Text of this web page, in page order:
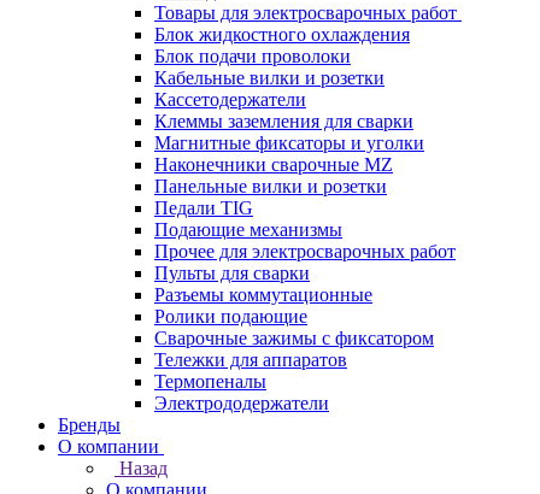
Товары для электросварочных работ
Блок жидкостного охлаждения
Блок подачи проволоки
Кабельные вилки и розетки
Кассетодержатели
Клеммы заземления для сварки
Магнитные фиксаторы и уголки
Наконечники сварочные MZ
Панельные вилки и розетки
Педали TIG
Подающие механизмы
Прочее для электросварочных работ
Пульты для сварки
Разъемы коммутационные
Ролики подающие
Сварочные зажимы с фиксатором
Тележки для аппаратов
Термопеналы
Электрододержатели
Бренды
О компании
Назад
О компании